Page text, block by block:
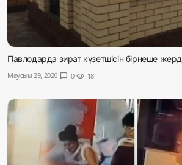
Павлодарда зират күзетшісін бірнеше
Маусым 29, 2026 chat_bubble 0 visibility 18